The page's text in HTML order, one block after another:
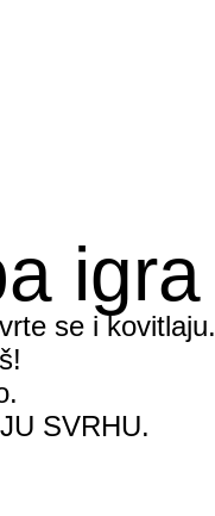
igra
se i kovitlaju.
SVRHU.